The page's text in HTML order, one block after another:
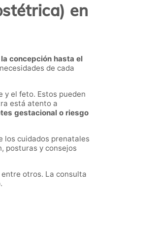
en
concepción hasta el
de cada
y el feto. Estos pueden
está atento a
gestacional o riesgo
los cuidados prenatales
posturas y consejos
otros. La consulta